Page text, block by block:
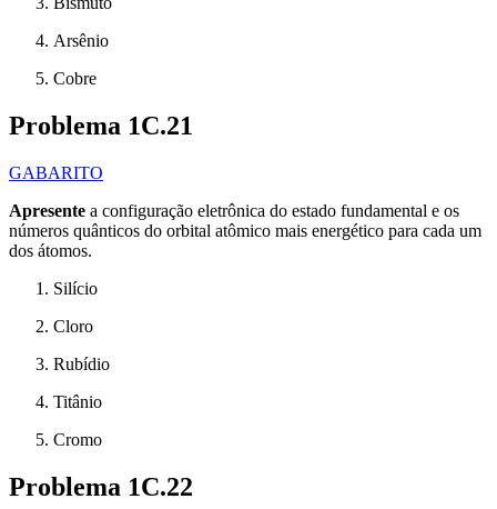
Arsênio
Cobre
Problema 1C.21
GABARITO
Apresente a configuração eletrônica do estado fundamental e os
números quânticos do orbital atômico mais energético para cada um
dos átomos.
Silício
Cloro
Rubídio
Titânio
Cromo
Problema 1C.22